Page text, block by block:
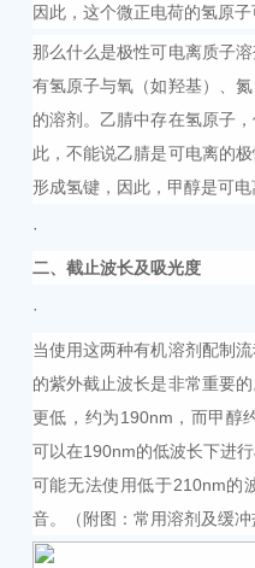
因此，这个微正电荷的氢原
那么什么是极性可电离质子
有氢原子与氧（如羟基）、
的溶剂。乙腈中存在氢原子
此，不能说乙腈是可电离的
形成氢键，因此，甲醇是可电
·
二、截止波长及吸光度
·
当使用这两种有机溶剂配制
的紫外截止波长是非常重要
更低，约为190nm，而甲醇
可以在190nm的低波长下进
可能无法使用低于210nm的
音。（附图：常用溶剂及缓冲